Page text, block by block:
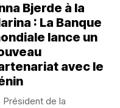
Bjerde à la
: La Banque
lance un
avec le
Président de la